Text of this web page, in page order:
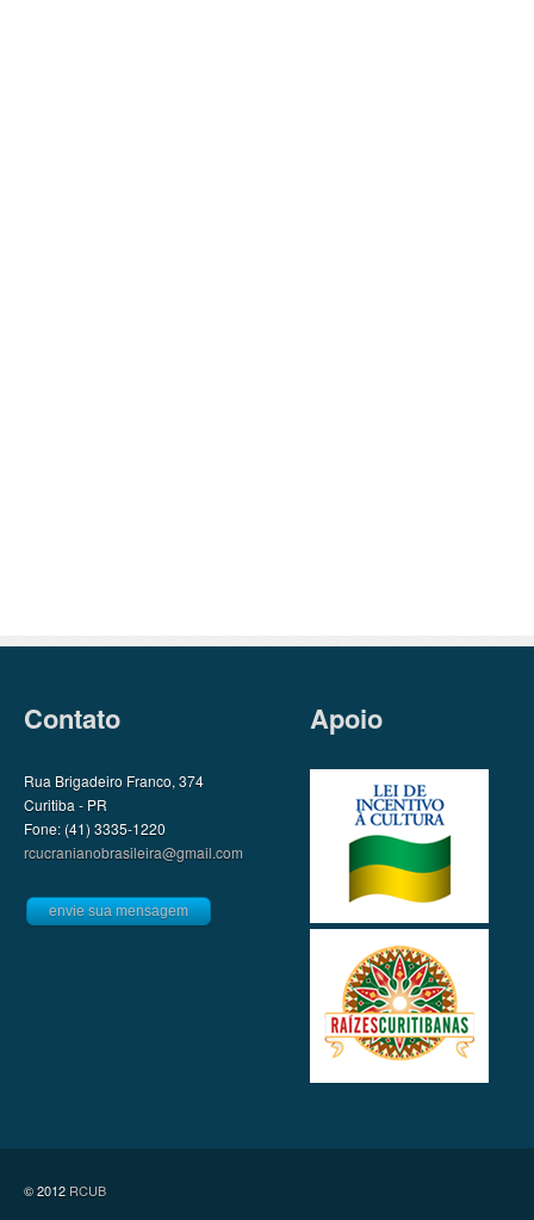
Contato
Rua Brigadeiro Franco, 374
Curitiba - PR
Fone: (41) 3335-1220
rcucranianobrasileira@gmail.com
envie sua mensagem
Apoio
© 2012 RCUB